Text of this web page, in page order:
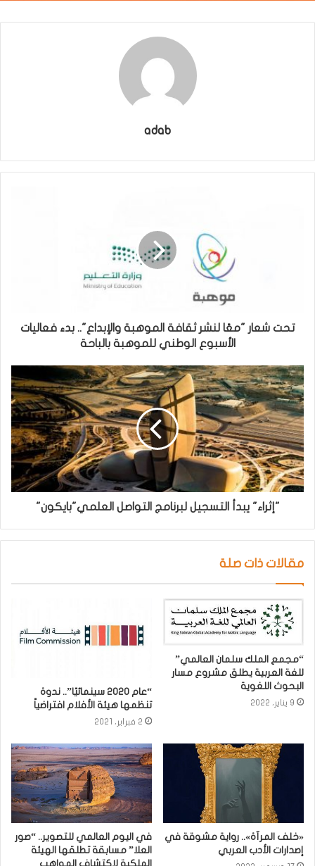
adab
تحت شعار "معًا لنشر ثقافة الموهبة والإبداع".. بدء فعاليات
الأسبوع الوطني للموهبة بالباحة
"إثراء" يبدأ التسجيل لبرنامج التواصل العلمي"بايكون"
مقالات ذات صلة
“مجمع الملك سلمان العالمي”
للغة العربية يطلق مشروع مسار
البحوث اللغوية
9 يناير، 2022
“عام 2020 سينمائيًا”.. ندوة
تنظمها هيئة الأفلام افتراضياً
2 فبراير، 2021
«خلف المرآة».. رواية مشوقة في
إصدارات الأدب العربي
في اليوم العالمي للتصوير.. “صور
العلا” مسابقة تطلقها الهيئة
الملكية لاكتشاف المواهب